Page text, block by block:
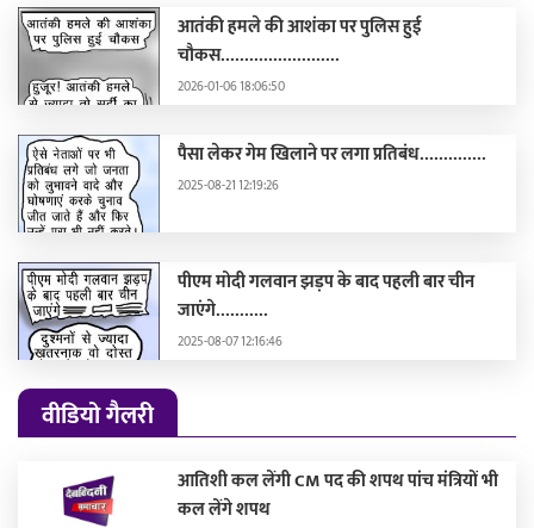
आतंकी हमले की आशंका पर पुलिस हुई
चौकस.........................
2026-01-06 18:06:50
पैसा लेकर गेम खिलाने पर लगा प्रतिबंध..............
2025-08-21 12:19:26
पीएम मोदी गलवान झड़प के बाद पहली बार चीन
जाएंगे...........
2025-08-07 12:16:46
वीडियो गैलरी
आतिशी कल लेंगी CM पद की शपथ पांच मंत्रियों भी
कल लेंगे शपथ